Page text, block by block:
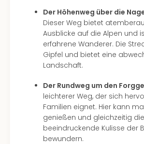
Der Höhenweg über die
Dieser Weg bietet
Ausblicke auf die Alpen und
erfahrene Wanderer. Die
Gipfel und bietet eine
Landschaft.
Der Rundweg um den
leichterer Weg, der sich
Familien eignet. Hier kann
genießen und gleichzeitig die
beeindruckende Kulisse der
bewundern.